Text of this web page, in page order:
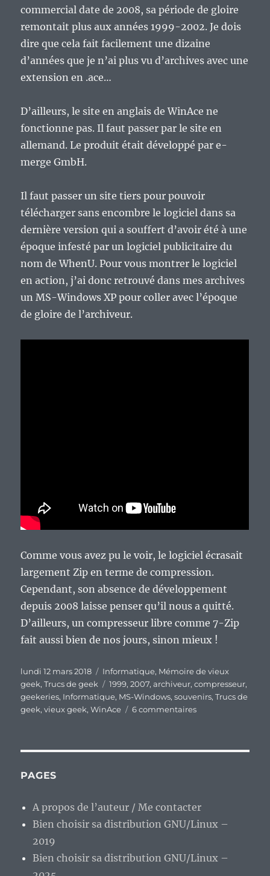
commercial date de 2008, sa période de gloire
remontait plus aux années 1999-2002. Je dois
dire que cela fait facilement une dizaine
d’années que je n’ai plus vu d’archives avec une
extension en .ace…
D’ailleurs, le site en anglais de WinAce ne
fonctionne pas. Il faut passer par le site en
allemand. Le produit était développé par e-
merge GmbH.
Il faut passer un site tiers pour pouvoir
télécharger sans encombre le logiciel dans sa
dernière version qui a souffert d’avoir été à une
époque infesté par un logiciel publicitaire du
nom de WhenU. Pour vous montrer le logiciel
en action, j’ai donc retrouvé dans mes archives
un MS-Windows XP pour coller avec l’époque
de gloire de l’archiveur.
Comme vous avez pu le voir, le logiciel écrasait
largement Zip en terme de compression.
Cependant, son absence de développement
depuis 2008 laisse penser qu’il nous a quitté.
D’ailleurs, un compresseur libre comme 7-Zip
fait aussi bien de nos jours, sinon mieux !
Publié
le
lundi 12 mars 2018 Catégories
Informatique, Mémoire de vieux
geek,Trucs de geek Étiquettes
1999,2007,archiveur,compresseur,
geekeries, Informatique, MS-Windows,souvenirs,Trucs de
geek,vieux geek,WinAce 6 commentairessur
compresseur
qui
dans
PAGES
A propos de l’auteur / Me contacter
Bien choisir sa distribution GNU/Linux –
2019
Bien choisir sa distribution GNU/Linux –